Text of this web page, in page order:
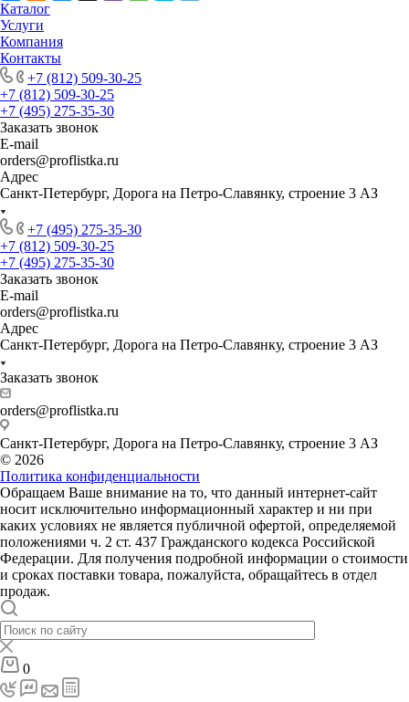
Каталог
Услуги
Компания
Контакты
+7 (812) 509-30-25
+7 (812) 509-30-25
+7 (495) 275-35-30
Заказать звонок
E-mail
orders@proflistka.ru
Адрес
Санкт-Петербург, Дорога на Петро-Славянку, строение 3 АЗ
+7 (495) 275-35-30
+7 (812) 509-30-25
+7 (495) 275-35-30
Заказать звонок
E-mail
orders@proflistka.ru
Адрес
Санкт-Петербург, Дорога на Петро-Славянку, строение 3 АЗ
Заказать звонок
orders@proflistka.ru
Санкт-Петербург, Дорога на Петро-Славянку, строение 3 АЗ
© 2026
Политика конфиденциальности
Обращаем Ваше внимание на то, что данный интернет-сайт
носит исключительно информационный характер и ни при
каких условиях не является публичной офертой, определяемой
положениями ч. 2 ст. 437 Гражданского кодекса Российской
Федерации. Для получения подробной информации о стоимости
и сроках поставки товара, пожалуйста, обращайтесь в отдел
продаж.
0